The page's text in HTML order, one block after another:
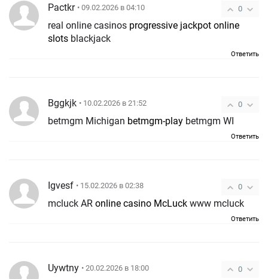
0
Pactkr • 09.02.2026 в 04:10
real online casinos progressive jackpot online
slots blackjack
Ответить
0
Bggkjk • 10.02.2026 в 21:52
betmgm Michigan betmgm-play betmgm WI
Ответить
0
Igvesf • 15.02.2026 в 02:38
mcluck AR online casino McLuck www mcluck
Ответить
0
Uywtny • 20.02.2026 в 18:00